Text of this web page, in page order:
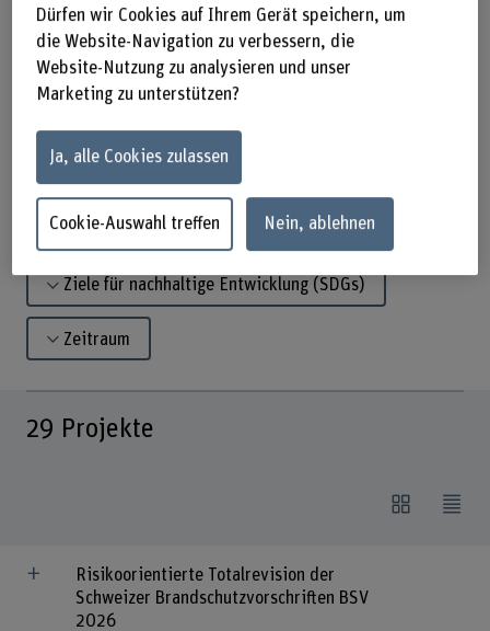
Sie haben eine Projektidee?
Jetzt Kontakt aufnehmen
Suchbegriff eingeben
Status
Ziele für nachhaltige Entwicklung (SDGs)
Zeitraum
29 Projekte
Risikoorientierte Totalrevision der
Schweizer Brandschutzvorschriften BSV
2026
Dürfen wir Cookies auf Ihrem Gerät speichern, um
die Website-Navigation zu verbessern, die
Website-Nutzung zu analysieren und unser
Marketing zu unterstützen?
Ja, alle Cookies zulassen
Cookie-Auswahl treffen Nein, ablehnen